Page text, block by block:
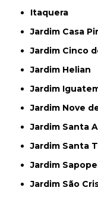
Itaquera
Jardim Casa
Jardim Cinco
Jardim Helian
Jardim
Jardim Nove
Jardim Santa
Jardim Santa
Jardim
Jardim São